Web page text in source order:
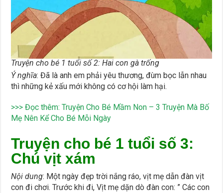
Truyện cho bé 1 tuổi số 2: Hai con gà trống
Ý nghĩa: Đã là anh em phải yêu thương, đùm bọc lẫn nhau
thì những kẻ xấu mới không có cơ hội làm hại.
>>> Đọc thêm:Truyện Cho Bé Mầm Non – 3 Truyện Mà Bố
Mẹ Nên Kể Cho Bé Mỗi Ngày
Truyện cho bé 1 tuổi số 3:
Chú vịt xám
Nội dung: Một ngày đẹp trời nắng ráo, vịt mẹ dẫn đàn vịt
con đi chơi. Trước khi đi, Vịt mẹ dặn dò đàn con: ” Các con